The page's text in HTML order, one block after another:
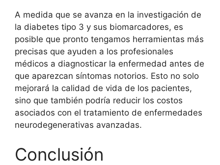
A medida que se avanza en la investigación de
la diabetes tipo 3 y sus biomarcadores, es
posible que pronto tengamos herramientas más
precisas que ayuden a los profesionales
médicos a diagnosticar la enfermedad antes de
que aparezcan síntomas notorios. Esto no solo
mejorará la calidad de vida de los pacientes,
sino que también podría reducir los costos
asociados con el tratamiento de enfermedades
neurodegenerativas avanzadas.
Conclusión